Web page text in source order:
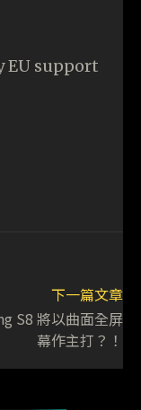
EU support
下一篇文章
S8 將以曲面全屏
幕作主打？！